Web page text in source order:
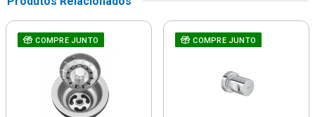
COMPRE JUNTO COMPRE JUNTO